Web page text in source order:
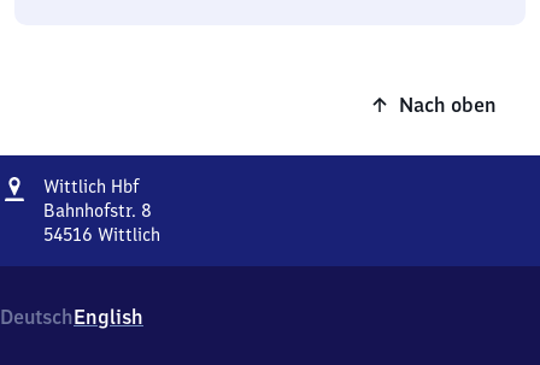
Nach oben
Adresse
Wittlich HbfWittlich
Hauptbahnhof
Bahnhofstr. 8
54516 Wittlich
Bahnhofstr.
8,
DeutschEnglish